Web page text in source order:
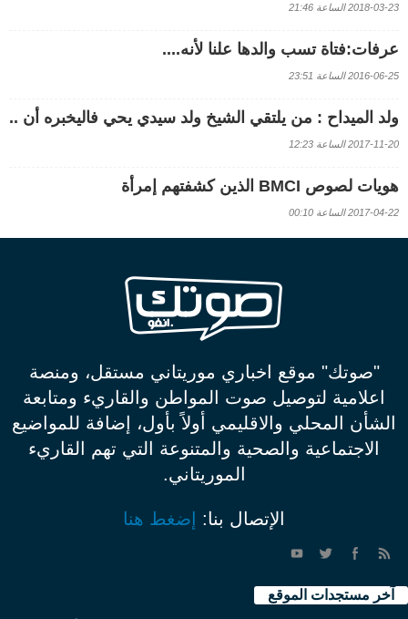
2018-03-23 الساعة 21:46
عرفات:فتاة تسب والدها علنا لأنه....
2016-06-25 الساعة 23:51
ولد الميداح : من يلتقي الشيخ ولد سيدي يحي فاليخبره أن ..
2017-11-20 الساعة 12:23
هويات لصوص BMCI الذين كشفتهم إمرأة
2017-04-22 الساعة 00:10
"صوتك" موقع اخباري موريتاني مستقل، ومنصة
اعلامية لتوصيل صوت المواطن والقاريء ومتابعة
الشأن المحلي والاقليمي أولاً بأول، إضافة للمواضيع
الاجتماعية والصحية والمتنوعة التي تهم القاريء
الموريتاني.
الإتصال بنا: إضغط هنا
آخر مستجدات الموقع